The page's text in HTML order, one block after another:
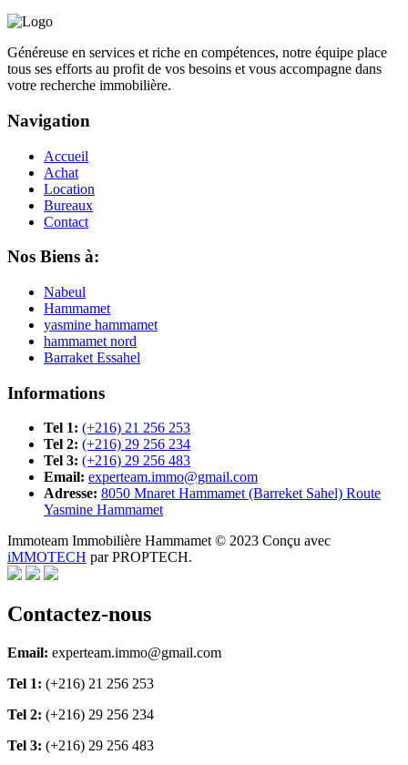
Généreuse en services et riche en compétences, notre équipe place
tous ses efforts au profit de vos besoins et vous accompagne dans
votre recherche immobilière.
Navigation
Accueil
Achat
Location
Bureaux
Contact
Nos Biens à:
Nabeul
Hammamet
yasmine hammamet
hammamet nord
Barraket Essahel
Informations
Tel 1: (+216) 21 256 253
Tel 2: (+216) 29 256 234
Tel 3: (+216) 29 256 483
Email: experteam.immo@gmail.com
Adresse: 8050 Mnaret Hammamet (Barreket Sahel) Route
Yasmine Hammamet
Immoteam Immobilière Hammamet © 2023 Conçu avec
iMMOTECH par PROPTECH.
Contactez-nous
Email: experteam.immo@gmail.com
Tel 1: (+216) 21 256 253
Tel 2: (+216) 29 256 234
Tel 3: (+216) 29 256 483